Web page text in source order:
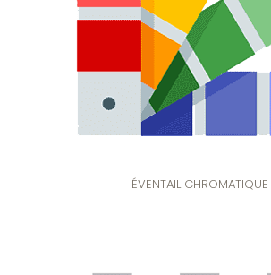
ÉVENTAIL CHROMATIQUE